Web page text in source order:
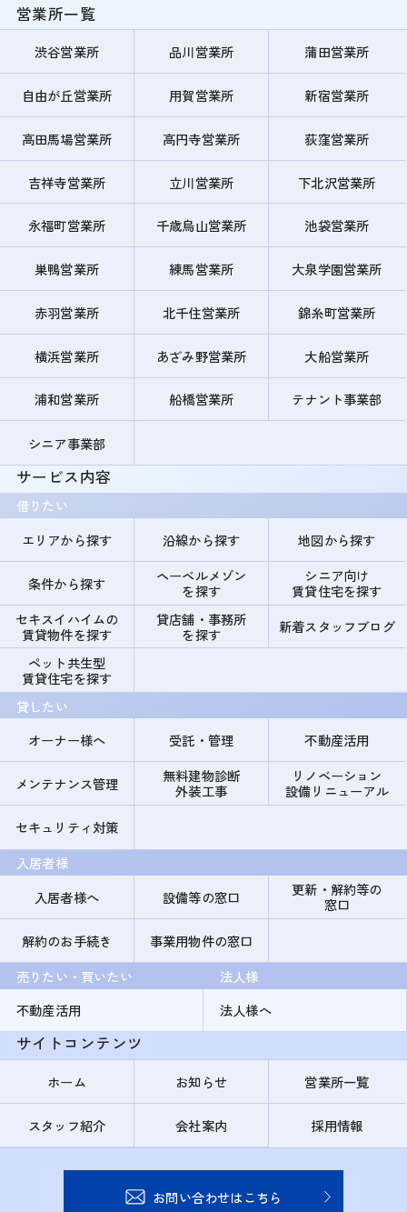
営業所一覧
渋谷営業所 品川営業所 蒲田営業所
自由が丘営業所 用賀営業所 新宿営業所
高田馬場営業所 高円寺営業所 荻窪営業所
吉祥寺営業所 立川営業所 下北沢営業所
永福町営業所 千歳烏山営業所 池袋営業所
巣鴨営業所 練馬営業所 大泉学園営業所
赤羽営業所 北千住営業所 錦糸町営業所
横浜営業所 あざみ野営業所 大船営業所
浦和営業所 船橋営業所 テナント事業部
シニア事業部
サービス内容
借りたい
エリアから探す
沿線から探す 地図から探す
条件から探す
ヘーベルメゾン
を探す
シニア向け
賃貸住宅を探す
セキスイハイムの
賃貸物件を探す
貸店舗・事務所
を探す
新着スタッフブログ
ペット共生型
賃貸住宅を探す
貸したい
オーナー様へ
受託・管理 不動産活用
メンテナンス管理
無料建物診断
外装工事
リノベーション
設備リニューアル
セキュリティ対策
入居者様
入居者様へ
設備等の窓口
更新・解約等の
窓口
解約のお手続き
事業用物件の窓口
売りたい・買いたい
不動産活用
法人様
法人様へ
サイトコンテンツ
ホーム お知らせ 営業所一覧
スタッフ紹介 会社案内 採用情報
お問い合わせはこちら